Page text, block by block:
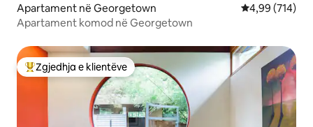
Apartament në Georgetown Vlerësimi
4,99 (714)
Apartament komod në Georgetown
Më të mirat e zgjedhjeve të klientëve
Zgjedhja e klientëve